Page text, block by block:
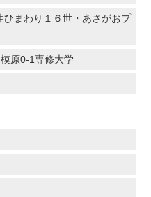
まわり１６世・あさがおプ
原0-1専修大学